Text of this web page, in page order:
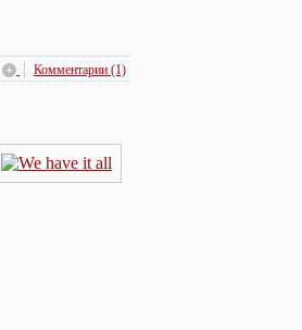
Комментарии (1)